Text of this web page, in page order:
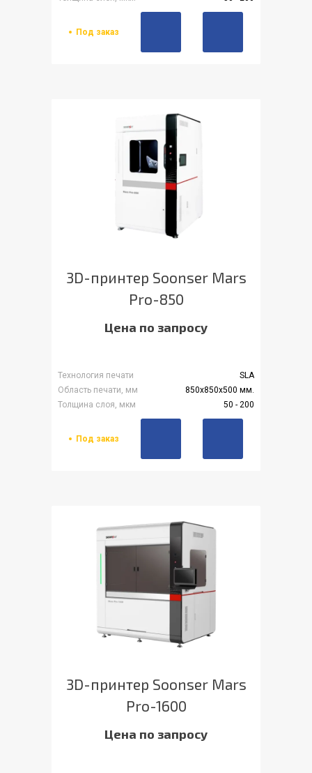
Под заказ
3D-принтер Soonser Mars
Pro-850
Цена по запросу
Технология печати
SLA
Область печати, мм
850x850x500 мм.
Толщина слоя, мкм
50 - 200
Под заказ
3D-принтер Soonser Mars
Pro-1600
Цена по запросу